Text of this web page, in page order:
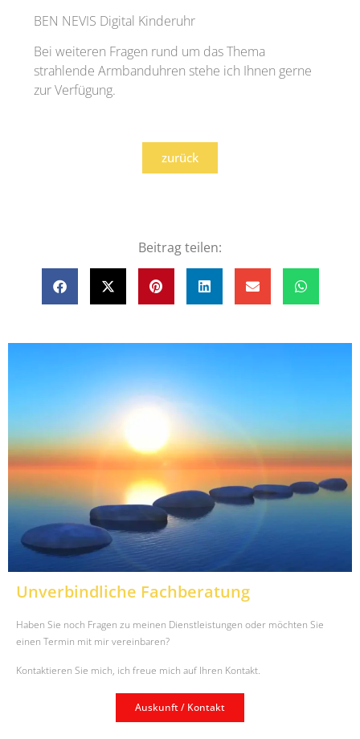
BEN NEVIS Digital Kinderuhr
Bei weiteren Fragen rund um das Thema
strahlende Armbanduhren stehe ich Ihnen gerne
zur Verfügung.
zurück
Beitrag teilen:
Unverbindliche Fachberatung
Haben Sie noch Fragen zu meinen Dienstleistungen oder möchten Sie
einen Termin mit mir vereinbaren?
Kontaktieren Sie mich, ich freue mich auf Ihren Kontakt.
Auskunft / Kontakt